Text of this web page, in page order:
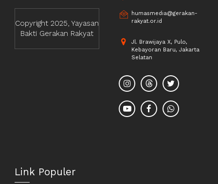
Copyright 2025, Yayasan
Bakti Gerakan Rakyat
humasmedia@gerakan-
rakyat.or.id
Jl. Brawijaya X, Pulo,
Kebayoran Baru, Jakarta
Selatan
Link Populer